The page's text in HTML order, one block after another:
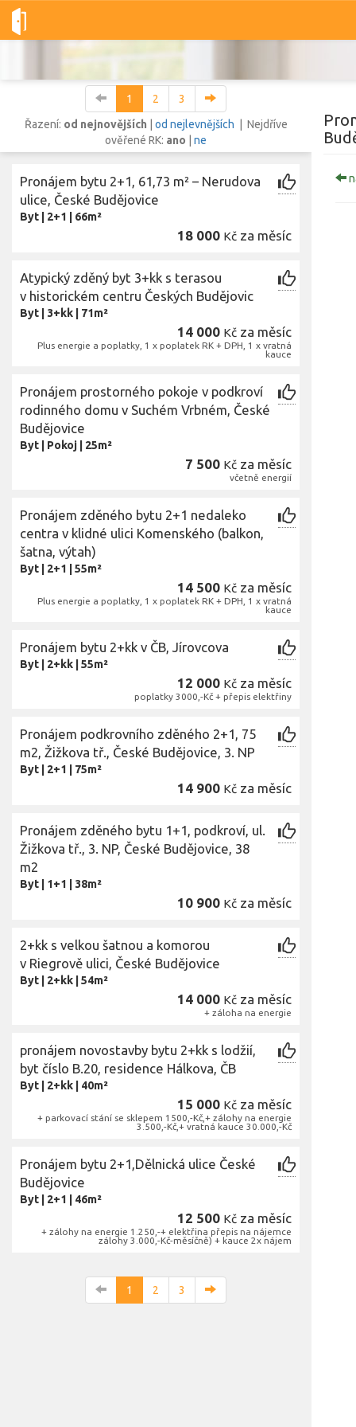
Dobré-nemovitosti.cz obec České Budějovice, okres České
Pozemky
obec České Budějovice,okres České Budějovice, Jihočeský kraj
Lokalita
1 2
3
Řazení: od nejnovějších od nejlevnějších | Nejdříve
ověřené RK: ano ne
Pronájem bytu 2+1, 61,73 m² – Nerudova
ulice, České Budějovice
Byt 2+1 66m²
18 000 Kč za měsíc
Atypický zděný byt 3+kk s terasou
v historickém centru Českých Budějovic
Byt 3+kk 71m²
14 000 Kč za měsíc
Plus energie a poplatky, 1 x poplatek RK + DPH, 1 x vratná
kauce
Pronájem prostorného pokoje v podkroví
rodinného domu v Suchém Vrbném, České
Budějovice
Byt Pokoj 25m²
7 500 Kč za měsíc
včetně energií
Pronájem zděného bytu 2+1 nedaleko
centra v klidné ulici Komenského (balkon,
šatna, výtah)
Byt 2+1 55m²
14 500 Kč za měsíc
Plus energie a poplatky, 1 x poplatek RK + DPH, 1 x vratná
kauce
Pronájem bytu 2+kk v ČB, Jírovcova
Byt 2+kk 55m²
12 000 Kč za měsíc
poplatky 3000,-Kč + přepis elektřiny
Pronájem podkrovního zděného 2+1, 75
m2, Žižkova tř., České Budějovice, 3. NP
Byt 2+1 75m²
14 900 Kč za měsíc
Pronájem zděného bytu 1+1, podkroví, ul.
Žižkova tř., 3. NP, České Budějovice, 38
m2
Byt 1+1 38m²
10 900 Kč za měsíc
2+kk s velkou šatnou a komorou
v Riegrově ulici, České Budějovice
Byt 2+kk 54m²
14 000 Kč za měsíc
+ záloha na energie
pronájem novostavby bytu 2+kk s lodžií,
byt číslo B.20, residence Hálkova, ČB
Byt 2+kk 40m²
15 000 Kč za měsíc
+ parkovací stání se sklepem 1500,-Kč,+ zálohy na energie
3.500,-Kč,+ vratná kauce 30.000,-Kč
Pronájem bytu 2+1,Dělnická ulice České
Budějovice
Byt 2+1 46m²
12 500 Kč za měsíc
+ zálohy na energie 1.250,-+ elektřina přepis na nájemce
zálohy 3.000,-Kč-měsíčně) + kauce 2x nájem
1 2 3